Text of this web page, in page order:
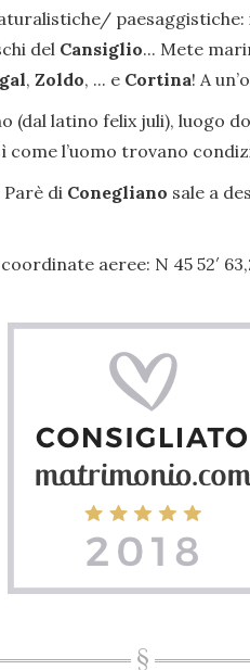
paesaggistiche:
del Cansiglio... Mete
, Zoldo, ... e Cortina! A
(dal latino felix juli), luogo
l’uomo trovano
Parè di Conegliano sale a
aeree: N 45 52′ 63,2”